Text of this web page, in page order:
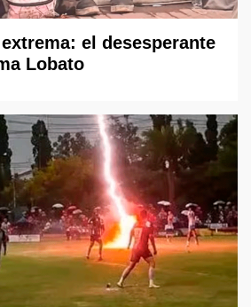
el desesperante
Lobato